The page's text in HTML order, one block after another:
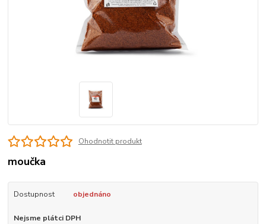
Ohodnotit produkt
moučka
Dostupnost objednáno
Nejsme plátci DPH